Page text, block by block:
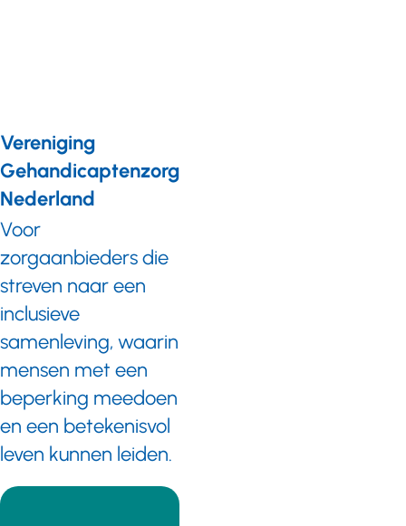
Vereniging
Gehandicaptenzorg
Nederland
Voor
zorgaanbieders die
streven naar een
inclusieve
samenleving, waarin
mensen met een
beperking meedoen
en een betekenisvol
leven kunnen leiden.